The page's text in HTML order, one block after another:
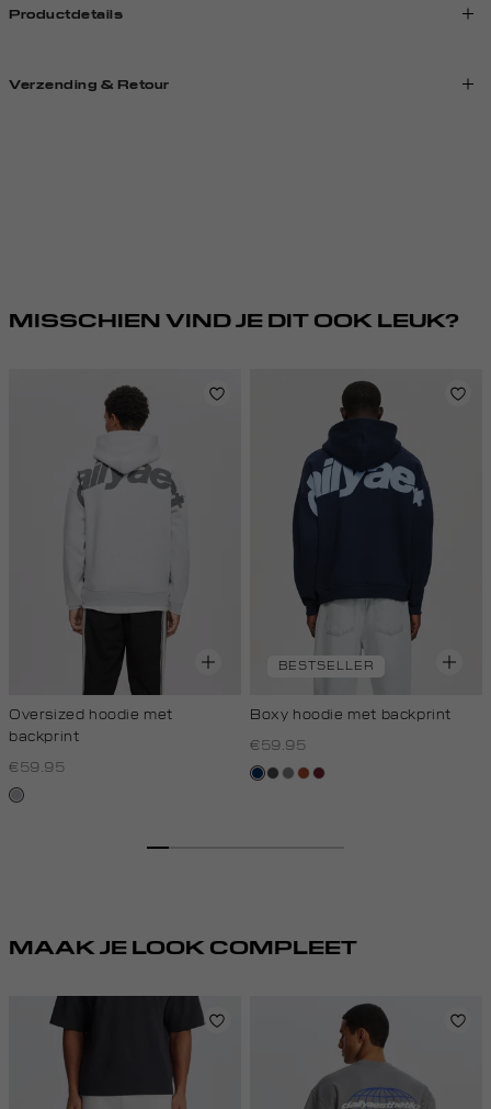
Productdetails
Verzending & Retour
MISSCHIEN VIND JE DIT OOK LEUK?
Oversized hoodie met
backprint
€59.95
grijs,
BESTSELLER
Boxy hoodie met backprint
€59.95
donkerblauw
donkergrijs
middengrijs
bruinbordeaux
MAAK JE LOOK COMPLEET